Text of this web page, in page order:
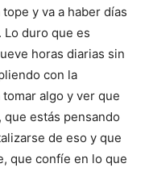
y va a haber días
duro que es
horas diarias sin
con la
algo y ver que
estás pensando
de eso y que
que confíe en lo que